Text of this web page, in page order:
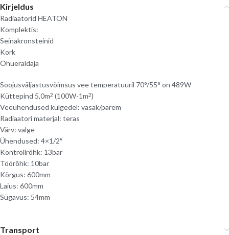
Kirjeldus
Radiaatorid HEATON
Komplektis:
Seinakronsteinid
Kork
Õhueraldaja
Soojusväljastusvõimsus vee temperatuuril 70°/55° on 489W
Küttepind 5,0m2 (100W-1m2)
Veeühendused külgedel: vasak/parem
Radiaatori materjal: teras
Värv: valge
Ühendused: 4×1/2″
Kontrollrõhk: 13bar
Töörõhk: 10bar
Kõrgus: 600mm
Laius: 600mm
Sügavus: 54mm
Transport